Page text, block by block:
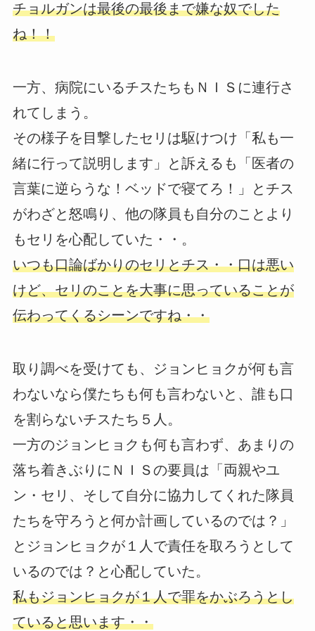
チョルガンは最後の最後まで嫌な奴でした
ね！！
一方、病院にいるチスたちもＮＩＳに連行さ
れてしまう。
その様子を目撃したセリは駆けつけ「私も一
緒に行って説明します」と訴えるも「医者の
言葉に逆らうな！ベッドで寝てろ！」とチス
がわざと怒鳴り、他の隊員も自分のことより
もセリを心配していた・・。
いつも口論ばかりのセリとチス・・口は悪い
けど、セリのことを大事に思っていることが
伝わってくるシーンですね・・
取り調べを受けても、ジョンヒョクが何も言
わないなら僕たちも何も言わないと、誰も口
を割らないチスたち５人。
一方のジョンヒョクも何も言わず、あまりの
落ち着きぶりにＮＩＳの要員は「両親やユ
ン・セリ、そして自分に協力してくれた隊員
たちを守ろうと何か計画しているのでは？」
とジョンヒョクが１人で責任を取ろうとして
いるのでは？と心配していた。
私もジョンヒョクが１人で罪をかぶろうとし
ていると思います・・